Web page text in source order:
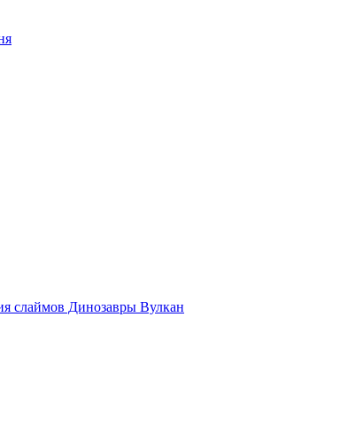
слаймов Динозавры Вулкан